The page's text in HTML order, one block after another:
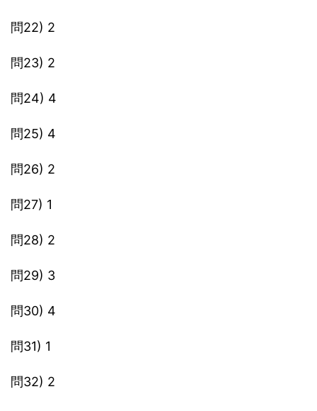
問22) 2
問23) 2
問24) 4
問25) 4
問26) 2
問27) 1
問28) 2
問29) 3
問30) 4
問31) 1
問32) 2